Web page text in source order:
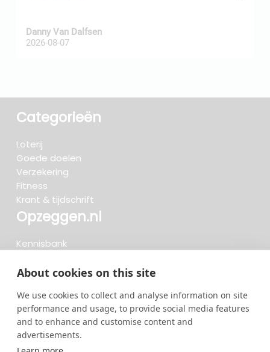
About cookies on this site
We use cookies to collect and analyse information on site
performance and usage, to provide social media features
and to enhance and customise content and
advertisements.
Danny Van Dalfsen
2026-08-07
Categorieën
Loterij
Goede doelen
Verzekering
Fitness
Krant & tijdschrift
Opzeggen.nl
Kennisbank
Beoordelingen
Meteen opzeggen